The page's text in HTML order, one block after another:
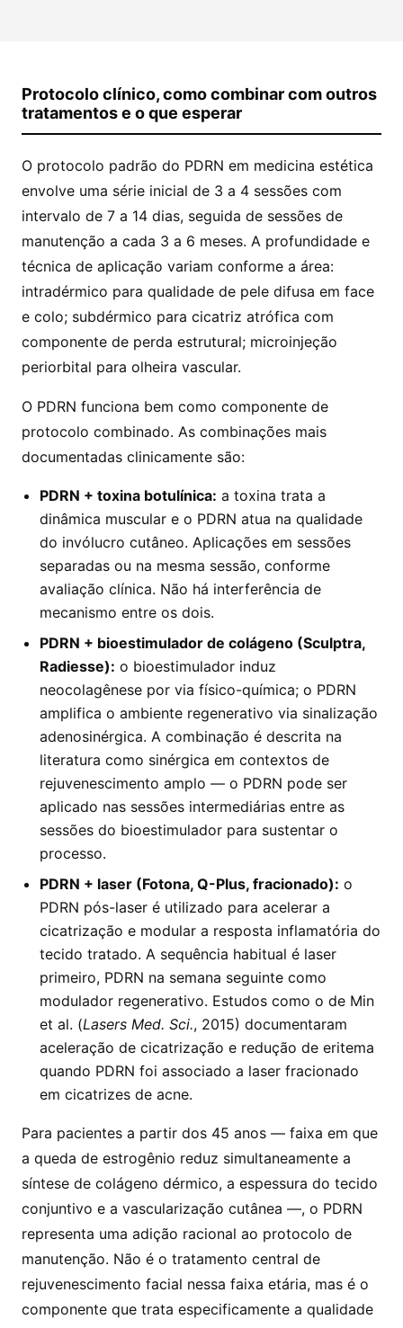
Protocolo clínico, como combinar com outros
tratamentos e o que esperar
O protocolo padrão do PDRN em medicina estética
envolve uma série inicial de 3 a 4 sessões com
intervalo de 7 a 14 dias, seguida de sessões de
manutenção a cada 3 a 6 meses. A profundidade e
técnica de aplicação variam conforme a área:
intradérmico para qualidade de pele difusa em face
e colo; subdérmico para cicatriz atrófica com
componente de perda estrutural; microinjeção
periorbital para olheira vascular.
O PDRN funciona bem como componente de
protocolo combinado. As combinações mais
documentadas clinicamente são:
PDRN + toxina botulínica: a toxina trata a
dinâmica muscular e o PDRN atua na qualidade
do invólucro cutâneo. Aplicações em sessões
separadas ou na mesma sessão, conforme
avaliação clínica. Não há interferência de
mecanismo entre os dois.
PDRN + bioestimulador de colágeno (Sculptra,
Radiesse): o bioestimulador induz
neocolagênese por via físico-química; o PDRN
amplifica o ambiente regenerativo via sinalização
adenosinérgica. A combinação é descrita na
literatura como sinérgica em contextos de
rejuvenescimento amplo — o PDRN pode ser
aplicado nas sessões intermediárias entre as
sessões do bioestimulador para sustentar o
processo.
PDRN + laser (Fotona, Q-Plus, fracionado): o
PDRN pós-laser é utilizado para acelerar a
cicatrização e modular a resposta inflamatória do
tecido tratado. A sequência habitual é laser
primeiro, PDRN na semana seguinte como
modulador regenerativo. Estudos como o de Min
et al. (Lasers Med. Sci., 2015) documentaram
aceleração de cicatrização e redução de eritema
quando PDRN foi associado a laser fracionado
em cicatrizes de acne.
Para pacientes a partir dos 45 anos — faixa em que
a queda de estrogênio reduz simultaneamente a
síntese de colágeno dérmico, a espessura do tecido
conjuntivo e a vascularização cutânea —, o PDRN
representa uma adição racional ao protocolo de
manutenção. Não é o tratamento central de
rejuvenescimento facial nessa faixa etária, mas é o
componente que trata especificamente a qualidade